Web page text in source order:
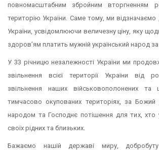
повномасштабним збройним вторгненням
територію України. Саме тому, ми відзначаємо
України, усвідомлюючи величезну ціну, яку
здоров’ям платить мужній український народ
У 33 річницю незалежності України ми
звільнення всієї території України від
звільнення наших військовополонених та
тимчасово окупованих територіях, за
народом та Господнє потішення для тих, хто
своїх рідних та близьких.
Бажаємо нашій державі миру,